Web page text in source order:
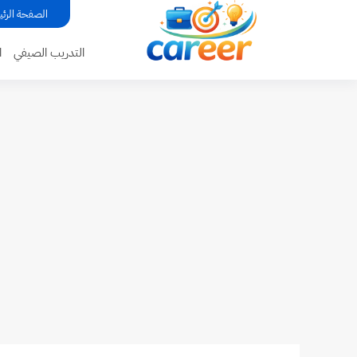
الصفحة
التدريب الصيفي